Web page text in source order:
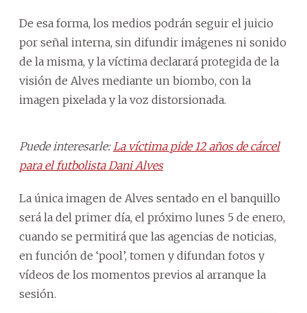
De esa forma, los medios podrán seguir el juicio
por señal interna, sin difundir imágenes ni sonido
de la misma, y la víctima declarará protegida de la
visión de Alves mediante un biombo, con la
imagen pixelada y la voz distorsionada.
Puede interesarle: La víctima pide 12 años de cárcel
para el futbolista Dani Alves
La única imagen de Alves sentado en el banquillo
será la del primer día, el próximo lunes 5 de enero,
cuando se permitirá que las agencias de noticias,
en función de ‘pool’, tomen y difundan fotos y
vídeos de los momentos previos al arranque la
sesión.